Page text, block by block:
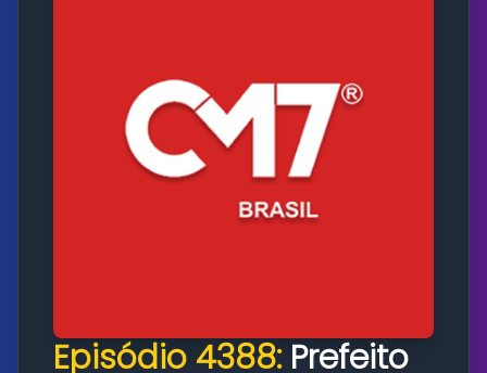
Episódio 4388: Prefeito